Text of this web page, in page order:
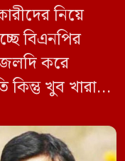
নিয়ে
বিএনপির
করে
কিন্তু খুব খারাপ
সিদ্ধান্ত নিয়ে